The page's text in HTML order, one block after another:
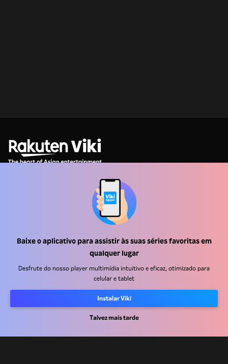
Baixe o aplicativo para assistir às suas séries favoritas em
qualquer lugar
Desfrute do nosso player multimídia intuitivo e eficaz, otimizado para
celular e tablet
Instalar Viki
Talvez mais tarde
Anunciantes
Central de imprensa